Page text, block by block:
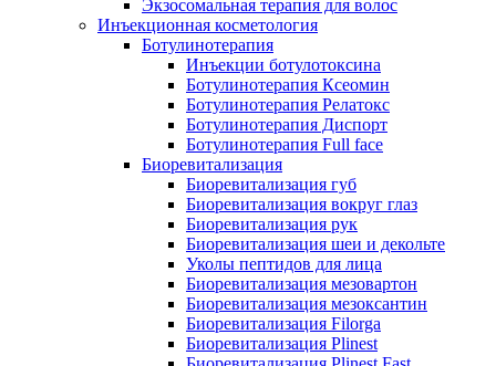
Экзосомальная терапия для волос
Инъекционная косметология
Ботулинотерапия
Инъекции ботулотоксина
Ботулинотерапия Ксеомин
Ботулинотерапия Релатокс
Ботулинотерапия Диспорт
Ботулинотерапия Full face
Биоревитализация
Биоревитализация губ
Биоревитализация вокруг глаз
Биоревитализация рук
Биоревитализация шеи и декольте
Уколы пептидов для лица
Биоревитализация мезовартон
Биоревитализация мезоксантин
Биоревитализация Filorga
Биоревитализация Plinest